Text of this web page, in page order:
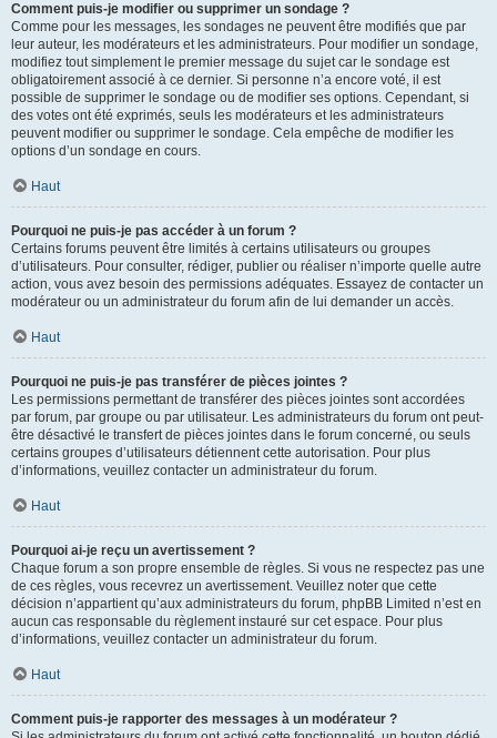
Comment puis-je modifier ou supprimer un sondage ?
Comme pour les messages, les sondages ne peuvent être modifiés que par
leur auteur, les modérateurs et les administrateurs. Pour modifier un sondage,
modifiez tout simplement le premier message du sujet car le sondage est
obligatoirement associé à ce dernier. Si personne n’a encore voté, il est
possible de supprimer le sondage ou de modifier ses options. Cependant, si
des votes ont été exprimés, seuls les modérateurs et les administrateurs
peuvent modifier ou supprimer le sondage. Cela empêche de modifier les
options d’un sondage en cours.
Haut
Pourquoi ne puis-je pas accéder à un forum ?
Certains forums peuvent être limités à certains utilisateurs ou groupes
d’utilisateurs. Pour consulter, rédiger, publier ou réaliser n’importe quelle autre
action, vous avez besoin des permissions adéquates. Essayez de contacter un
modérateur ou un administrateur du forum afin de lui demander un accès.
Haut
Pourquoi ne puis-je pas transférer de pièces jointes ?
Les permissions permettant de transférer des pièces jointes sont accordées
par forum, par groupe ou par utilisateur. Les administrateurs du forum ont peut-
être désactivé le transfert de pièces jointes dans le forum concerné, ou seuls
certains groupes d’utilisateurs détiennent cette autorisation. Pour plus
d’informations, veuillez contacter un administrateur du forum.
Haut
Pourquoi ai-je reçu un avertissement ?
Chaque forum a son propre ensemble de règles. Si vous ne respectez pas une
de ces règles, vous recevrez un avertissement. Veuillez noter que cette
décision n’appartient qu’aux administrateurs du forum, phpBB Limited n’est en
aucun cas responsable du règlement instauré sur cet espace. Pour plus
d’informations, veuillez contacter un administrateur du forum.
Haut
Comment puis-je rapporter des messages à un modérateur ?